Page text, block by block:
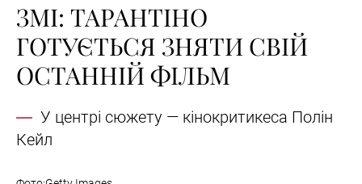
ЗМІ: ТАРАНТІНО
ГОТУЄТЬСЯ ЗНЯТИ СВІЙ
ОСТАННІЙ ФІЛЬМ
У центрі сюжету — кінокритикеса Полін
Кейл